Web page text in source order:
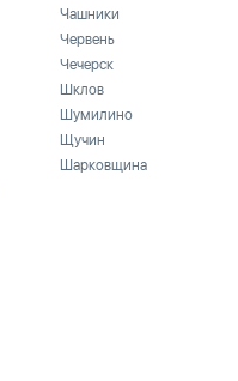
Чашники
Червень
Чечерск
Шклов
Шумилино
Щучин
Шарковщина